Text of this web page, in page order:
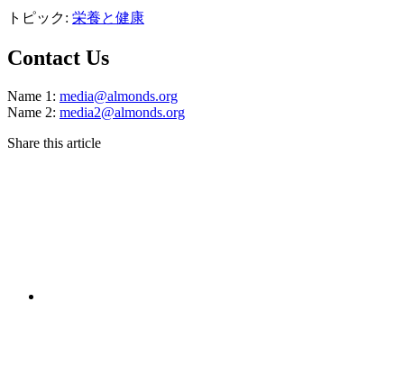
トピック: 栄養と健康
Contact Us
Name 1: media@almonds.org
Name 2: media2@almonds.org
Share this article